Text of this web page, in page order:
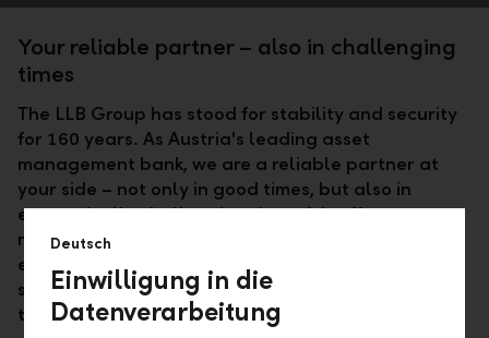
Your reliable partner – also in challenging
times
The LLB Group has stood for stability and security
for 160 years. As Austria's leading asset
management bank, we are a reliable partner at
your side – not only in good times, but also in
economically challenging times. We offer you our
many years of experience, our comprehensive
expertise, our innovative strength, and a
sustainable focus so that we can navigate
turbulent market phases together.
Deutsch
Einwilligung in die
Datenverarbeitung